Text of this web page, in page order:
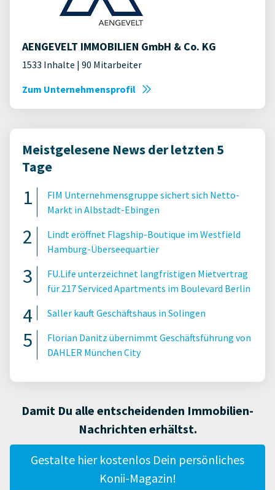
AENGEVELT IMMOBILIEN GmbH & Co. KG
1533 Inhalte | 90 Mitarbeiter
Zum Unternehmensprofil
Meistgelesene News der letzten 5
Tage
FIM Unternehmensgruppe sichert sich Netto-
Markt in Albstadt-Ebingen
Lindt eröffnet Flagship-Boutique im Westfield
Hamburg-Überseequartier
FU.Life unterzeichnet langfristigen Mietvertrag
für 217 Serviced Apartments im Boulevard Berlin
Saller kauft Geschäftshaus in Solingen
Florian Danitz übernimmt Geschäftsführung von
DAHLER München City
Damit Du alle entscheidenden Immobilien-
Nachrichten erhältst.
Gestalte hier kostenlos Dein persönliches
Konii-Magazin!